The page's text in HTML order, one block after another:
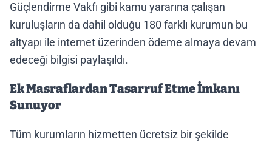
Güçlendirme Vakfı gibi kamu yararına çalışan
kuruluşların da dahil olduğu 180 farklı kurumun bu
altyapı ile internet üzerinden ödeme almaya devam
edeceği bilgisi paylaşıldı.
Ek Masraflardan Tasarruf Etme İmkanı
Sunuyor
Tüm kurumların hizmetten ücretsiz bir şekilde